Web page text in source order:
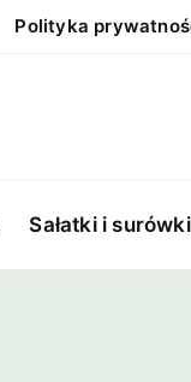
Polityka
Sałatki i surówki